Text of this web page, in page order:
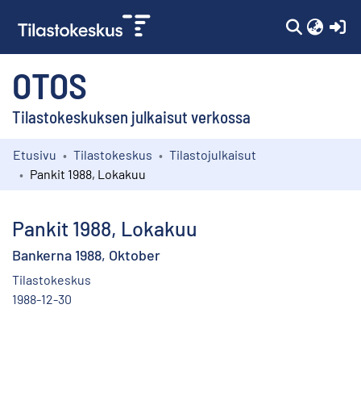
OTOS
Tilastokeskuksen julkaisut verkossa
Kokoelmat
Etusivu Tilastokeskus
Tilastojulkaisut
Pankit 1988, Lokakuu
Pankit 1988, Lokakuu
Bankerna 1988, Oktober
Tilastokeskus
1988-12-30